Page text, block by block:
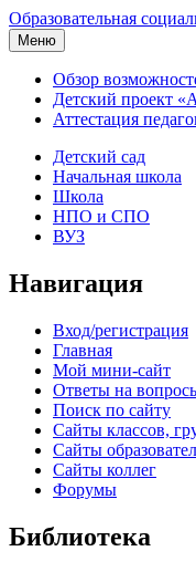
Образовательная
Меню
Обзор
Детский проект
Аттестация
Детский сад
Начальная школа
Школа
НПО и СПО
ВУЗ
Навигация
Вход/регистрация
Главная
Мой мини-сайт
Ответы на
Поиск по сайту
Сайты классов,
Сайты
Сайты коллег
Форумы
Библиотека